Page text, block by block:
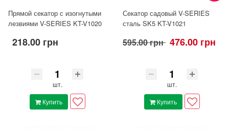
Прямой секатор с изогнутыми
лезвиями V-SERIES KT-V1020
218.00 грн
шт.
Купить
Секатор садовый V-SERIES
сталь SK5 KT-V1021
595.00 грн 476.00 грн
шт.
Купить